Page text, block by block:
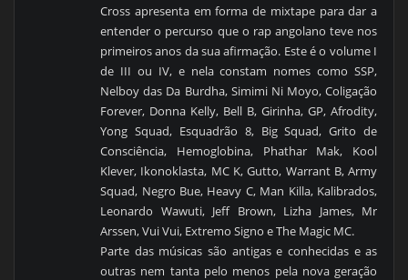
Cross apresenta em forma de mixtape para dar a
entender o percurso que o rap angolano teve nos
primeiros anos da sua afirmação. Este é o volume I
de III ou IV, e nela constam nomes como SSP,
Nelboy das Da Burdha, Simimi Ni Moyo, Coligação
Forever, Donna Kelly, Bell B, Girinha, GP, Afrodity,
Yong Squad, Esquadrão 8, Big Squad, Grito de
Consciência, Hemoglobina, Phathar Mak, Kool
Klever, Ikonoklasta, MC K, Gutto, Warrant B, Army
Squad, Negro Bue, Heavy C, Man Killa, Kalibrados,
Leonardo Wawuti, Jeff Brown, Lizha James, Mr
Arssen, Vui Vui, Extremo Signo e The Magic MC.
Parte das músicas são antigas e conhecidas e as
outras nem tanta pelo menos pela nova geração